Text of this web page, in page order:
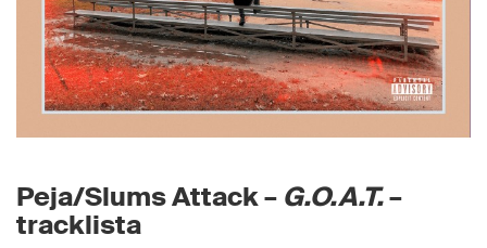
Peja/Slums Attack – G.O.A.T.–
tracklista